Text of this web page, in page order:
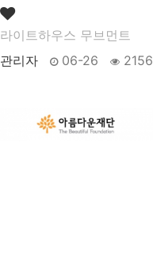
라이트하우스 무브먼트
관리자
06-26 2156